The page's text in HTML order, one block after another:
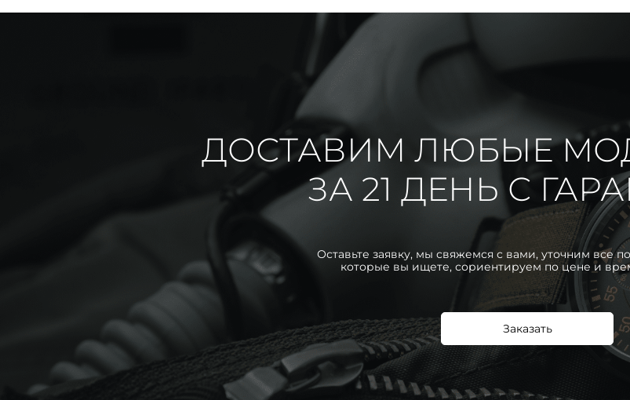
ДОСТАВИМ ЛЮБЫЕ
ЗА 21 ДЕНЬ С
Оставьте заявку, мы свяжемся с вами, уточним все
которые вы ищете, сориентируем по цене и
Заказать